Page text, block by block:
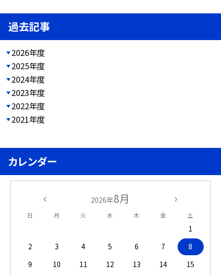
過去記事
2026年度
2025年度
2024年度
2023年度
2022年度
2021年度
カレンダー
2026年8月
日 月 火 水 木 金 土
1
2
3 4 5 6 7
8
9
10 11 12 13 14
15